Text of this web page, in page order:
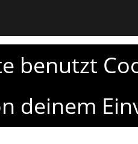
benutzt
deinem